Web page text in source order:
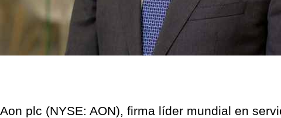
Aon plc (NYSE: AON), firma líder mundial en